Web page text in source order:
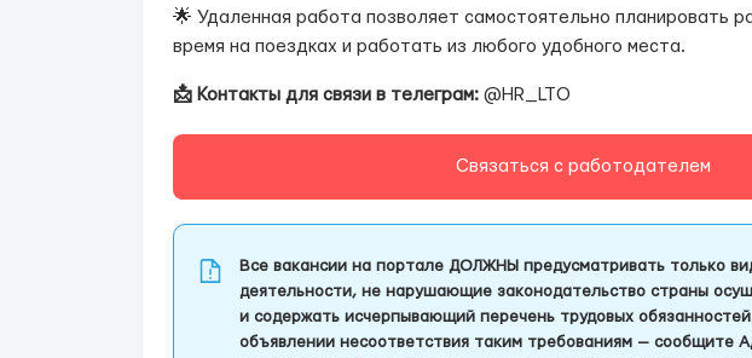
🌟 Удаленная работа позволяет самостоятельно планировать
время на поездках и работать из любого удобного места.
📩 Контакты для связи в телеграм: @HR_LTO
Связаться с работодателем
Все вакансии на портале ДОЛЖНЫ предусматривать только
деятельности, не нарушающие законодательство страны
и содержать исчерпывающий перечень трудовых
объявлении несоответствия таким требованиям — сообщите